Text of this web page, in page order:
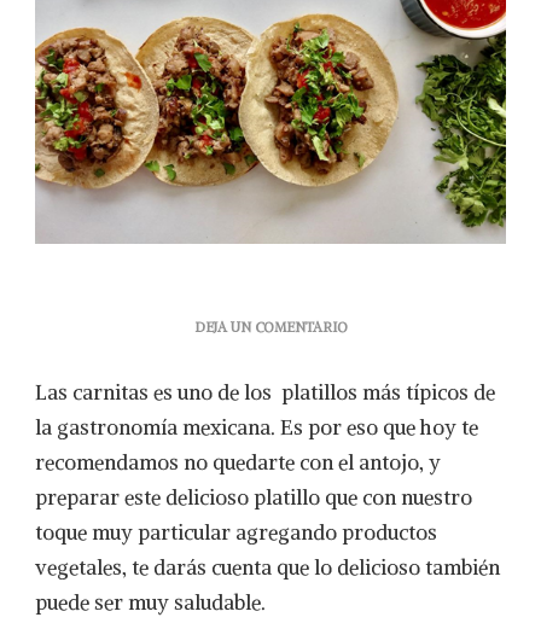
DEJA UN COMENTARIOEN
TU
CON
ESTAS
MEATLESS
Las carnitas es uno de los platillos más típicos de
la gastronomía mexicana. Es por eso que hoy te
recomendamos no quedarte con el antojo, y
preparar este delicioso platillo que con nuestro
toque muy particular agregando productos
vegetales, te darás cuenta que lo delicioso también
puede ser muy saludable.